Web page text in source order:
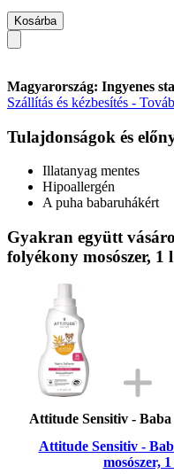
Kosárba
Magyarország: Ingyenes
Szállítás és kézbesítés -
Tulajdonságok és
Illatanyag mentes
Hipoallergén
A puha babaruhákért
Gyakran együtt
folyékony mosószer, 1
Attitude Sensitiv - Baba
Attitude Sensitiv -
mosószer, 1